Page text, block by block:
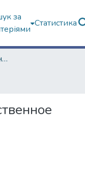
за
Статистика
9. Рідкісні та цінні видання